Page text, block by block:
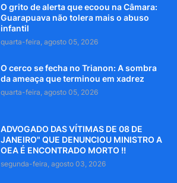
O grito de alerta que ecoou na Câmara:
Guarapuava não tolera mais o abuso
infantil
quarta-feira, agosto 05, 2026
O cerco se fecha no Trianon: A sombra
da ameaça que terminou em xadrez
quarta-feira, agosto 05, 2026
ADVOGADO DAS VÍTIMAS DE 08 DE
JANEIRO" QUE DENUNCIOU MINISTRO A
OEA É ENCONTRADO MORTO !!
segunda-feira, agosto 03, 2026